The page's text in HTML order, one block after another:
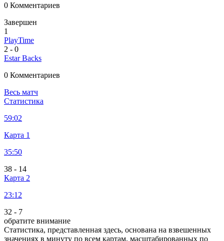
0 Комментариев
Завершен
1
PlayTime
2 - 0
Estar Backs
0 Комментариев
Весь матч
Статистика
59:02
Карта 1
35:50
38 - 14
Карта 2
23:12
32 - 7
обратите внимание
Статистика, представленная здесь, основана на взвешенных
значениях в минуту по всем картам, масштабированных по